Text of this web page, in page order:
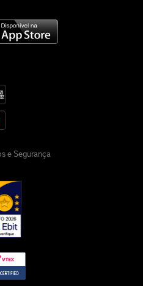
e Segurança